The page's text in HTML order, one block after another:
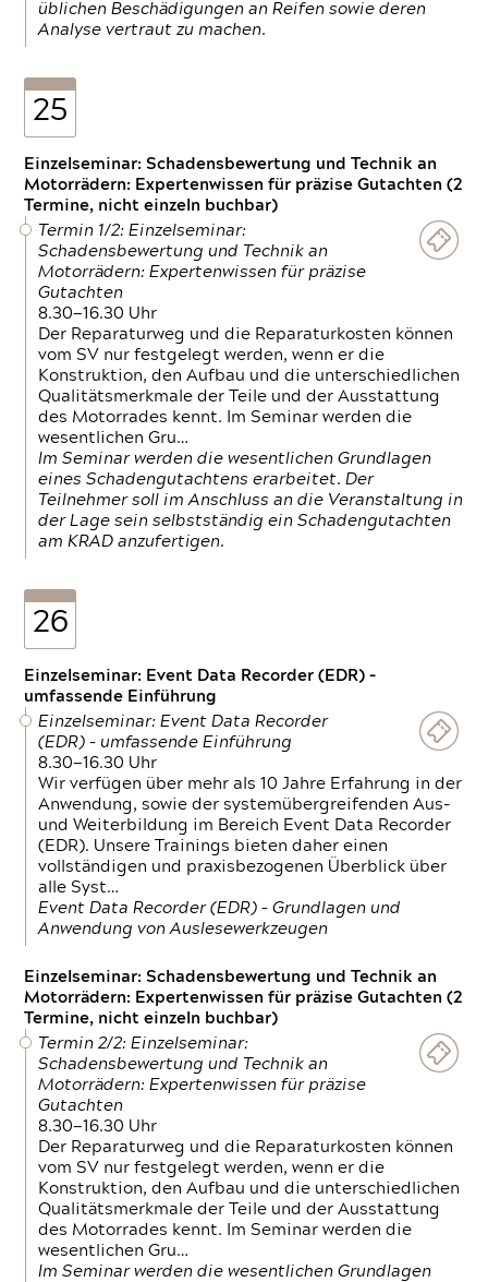
üblichen Beschädigungen an Reifen sowie deren
Analyse vertraut zu machen.
25
Einzelseminar: Schadensbewertung und Technik an
Motorrädern: Expertenwissen für präzise Gutachten (2
Termine, nicht einzeln buchbar)
Termin 1/2: Einzelseminar:
Schadensbewertung und Technik an
Motorrädern: Expertenwissen für präzise
Gutachten
8.30—16.30 Uhr
Der Reparaturweg und die Reparaturkosten können
vom SV nur festgelegt werden, wenn er die
Konstruktion, den Aufbau und die unterschiedlichen
Qualitätsmerkmale der Teile und der Ausstattung
des Motorrades kennt. Im Seminar werden die
wesentlichen Gru…
Im Seminar werden die wesentlichen Grundlagen
eines Schadengutachtens erarbeitet. Der
Teilnehmer soll im Anschluss an die Veranstaltung in
der Lage sein selbstständig ein Schadengutachten
am KRAD anzufertigen.
26
Einzelseminar: Event Data Recorder (EDR) –
umfassende Einführung
Einzelseminar: Event Data Recorder
(EDR) – umfassende Einführung
8.30—16.30 Uhr
Wir verfügen über mehr als 10 Jahre Erfahrung in der
Anwendung, sowie der systemübergreifenden Aus-
und Weiterbildung im Bereich Event Data Recorder
(EDR). Unsere Trainings bieten daher einen
vollständigen und praxisbezogenen Überblick über
alle Syst…
Event Data Recorder (EDR) – Grundlagen und
Anwendung von Auslesewerkzeugen
Einzelseminar: Schadensbewertung und Technik an
Motorrädern: Expertenwissen für präzise Gutachten (2
Termine, nicht einzeln buchbar)
Termin 2/2: Einzelseminar:
Schadensbewertung und Technik an
Motorrädern: Expertenwissen für präzise
Gutachten
8.30—16.30 Uhr
Der Reparaturweg und die Reparaturkosten können
vom SV nur festgelegt werden, wenn er die
Konstruktion, den Aufbau und die unterschiedlichen
Qualitätsmerkmale der Teile und der Ausstattung
des Motorrades kennt. Im Seminar werden die
wesentlichen Gru…
Im Seminar werden die wesentlichen Grundlagen